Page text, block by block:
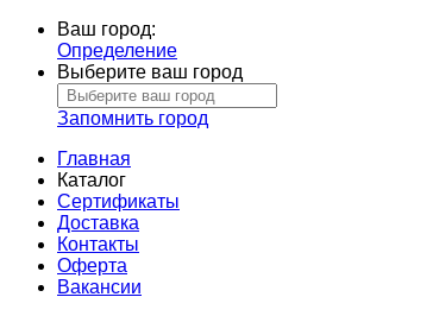
Ваш город:
Определение
Выберите ваш город
Запомнить город
Главная
Каталог
Сертификаты
Доставка
Контакты
Оферта
Вакансии